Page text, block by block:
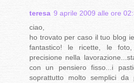
teresa 9 aprile 2009 alle ore
ciao,
ho trovato per caso il tuo blog
fantastico! le ricette, le
precisione nella
con un pensiero fisso...i
soprattutto molto semplici da